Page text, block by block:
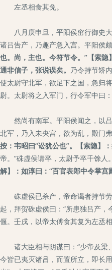
左丞相食其免。
八月庚申旦，平阳侯窋行御史大
诸吕告产，乃趣产急入宫。平阳侯
也。尚，主也。今符节令。”【索
通非信子，张说误矣。 乃令持节矫
使太尉守北军，欲足下之国，急归
尉。太尉将之入军门，行令军中曰
然尚有南军。平阳侯闻之，以吕
北军，乃入未央宫，欲为乱，殿门
按：韦昭曰“讼犹公也”。【索隐】
帝。”硃虚侯请卒，太尉予卒千馀
解】：如淳曰：“百官表郎中令掌
硃虚侯已杀产，帝命谒者持节劳
起，拜贺硃虚侯曰：“所患独吕产
偃。壬戌，以帝太傅食其复为左丞
诸大臣相与阴谋曰：“少帝及梁
今皆已夷灭诸吕，而置所立，即长